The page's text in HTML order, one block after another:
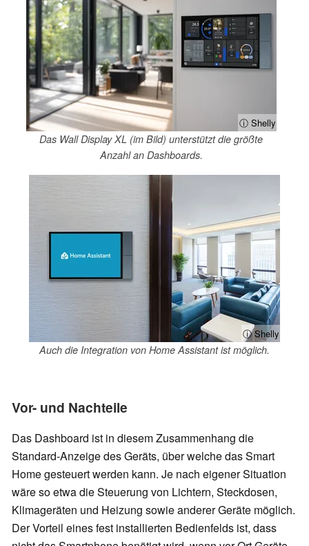
ⓘ Shelly
Das Wall Display XL (im Bild) unterstützt die größte
Anzahl an Dashboards.
ⓘ Shelly
Auch die Integration von Home Assistant ist möglich.
Vor- und Nachteile
Das Dashboard ist in diesem Zusammenhang die
Standard-Anzeige des Geräts, über welche das Smart
Home gesteuert werden kann. Je nach eigener Situation
wäre so etwa die Steuerung von Lichtern, Steckdosen,
Klimageräten und Heizung sowie anderer Geräte möglich.
Der Vorteil eines fest installierten Bedienfelds ist, dass